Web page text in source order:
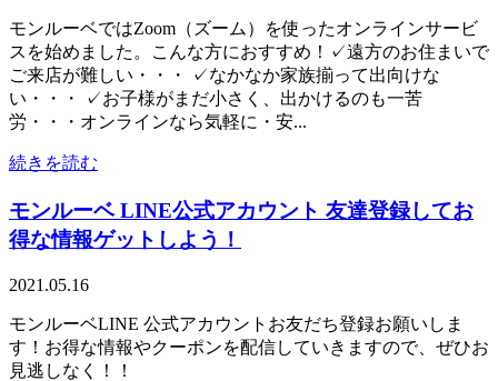
モンルーベではZoom（ズーム）を使ったオンラインサービ
スを始めました。こんな方におすすめ！✓遠方のお住まいで
ご来店が難しい・・・ ✓なかなか家族揃って出向けな
い・・・ ✓お子様がまだ小さく、出かけるのも一苦
労・・・オンラインなら気軽に・安...
続きを読む
モンルーベ LINE公式アカウント 友達登録してお
得な情報ゲットしよう！
2021.05.16
モンルーベLINE 公式アカウントお友だち登録お願いしま
す！お得な情報やクーポンを配信していきますので、ぜひお
見逃しなく！！